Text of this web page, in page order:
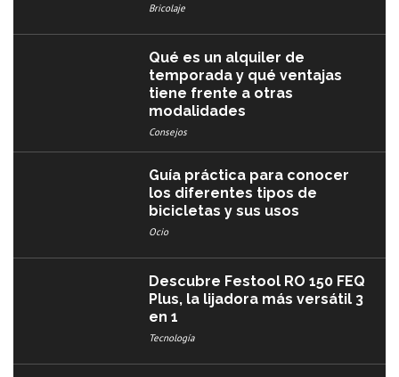
Bricolaje
Qué es un alquiler de
temporada y qué ventajas
tiene frente a otras
modalidades
Consejos
Guía práctica para conocer
los diferentes tipos de
bicicletas y sus usos
Ocio
Descubre Festool RO 150 FEQ
Plus, la lijadora más versátil 3
en 1
Tecnología